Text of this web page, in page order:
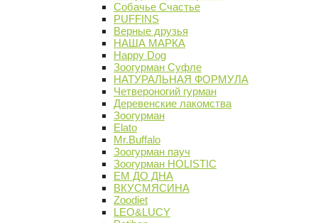
Собачье Счастье
PUFFINS
Верные друзья
НАША МАРКА
Happy Dog
Зоогурман Суфле
НАТУРАЛЬНАЯ ФОРМУЛА
Четвероногий гурман
Деревенские лакомства
Зоогурман
Elato
Mr.Buffalo
Зоогурман пауч
Зоогурман HOLISTIC
ЕМ ДО ДНА
ВКУСМЯСИНА
Zoodiet
LEO&LUCY